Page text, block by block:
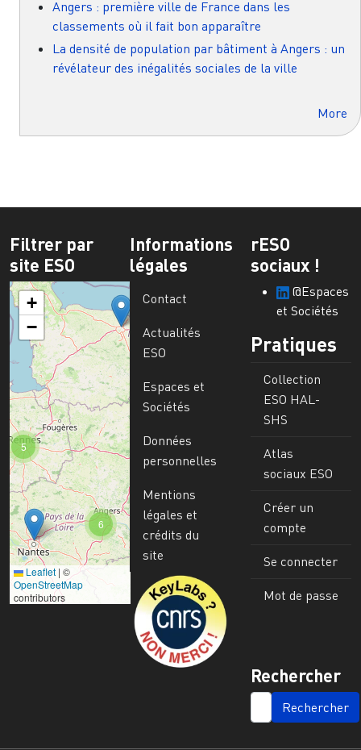
Angers : première ville de France dans les
classements où il fait bon apparaître
La densité de population par bâtiment à Angers : un
révélateur des inégalités sociales de la ville
More
Filtrer par
site ESO
6
5
+
−
Leaflet | ©
OpenStreetMap
contributors
Informations
légales
Contact
Actualités
ESO
Espaces et
Sociétés
Données
personnelles
Mentions
légales et
crédits du
site
Image
rESO
sociaux !
@Espaces
et Sociétés
Pratiques
Collection
ESO HAL-
SHS
Atlas
sociaux ESO
Créer un
compte
Se connecter
Mot de passe
Rechercher
SEARCH